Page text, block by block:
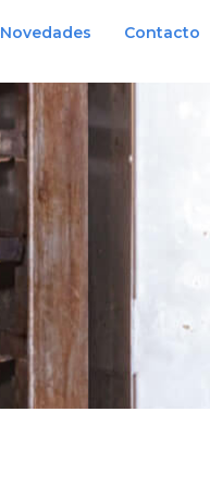
Novedades Contacto